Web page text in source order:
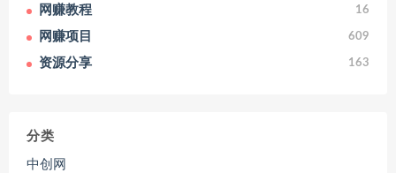
网赚教程 16
网赚项目 609
资源分享 163
分类
中创网